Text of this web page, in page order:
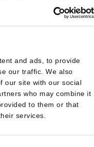
and ads, to provide
our traffic. We also
our site with our social
who may combine it
to them or that
services.
voor zoveel
hebben
Bekijk nu het
voor de kleine!